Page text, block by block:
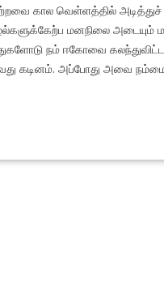
கால வெள்ளத்தில் அடித்துச்
மனநிலை அடையும்
நம் ஈகோவை
கடினம். அப்போது அவை